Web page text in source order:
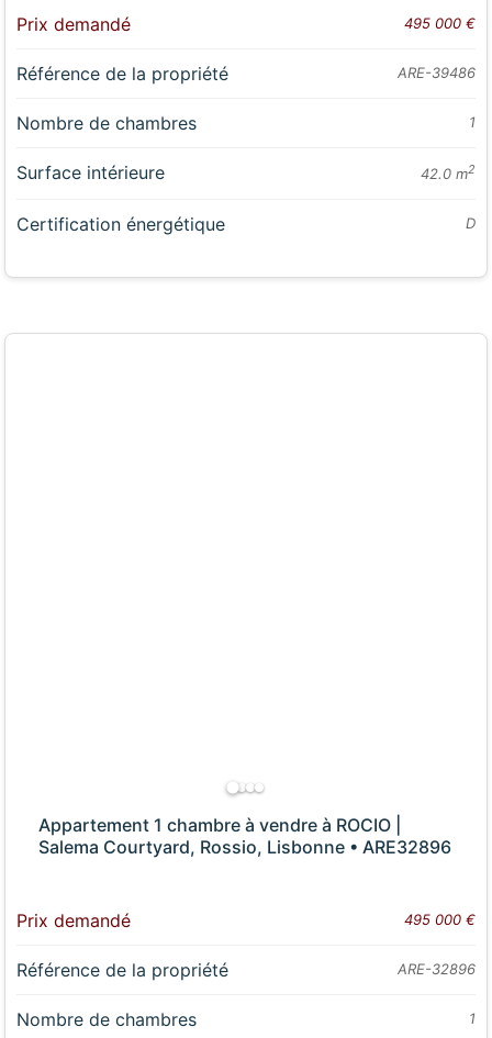
Prix demandé 495 000 €
Référence de la propriété ARE-39486
Nombre de chambres 1
Surface intérieure 42.0 m2
Certification énergétique D
Appartement 1 chambre à vendre à ROCIO |
Salema Courtyard, Rossio, Lisbonne • ARE32896
Prix demandé 495 000 €
Référence de la propriété ARE-32896
Nombre de chambres 1